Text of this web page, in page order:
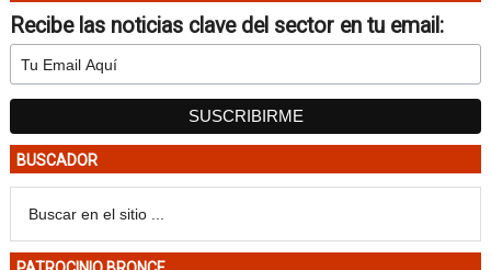
Recibe las noticias clave del sector en tu email:
BUSCADOR